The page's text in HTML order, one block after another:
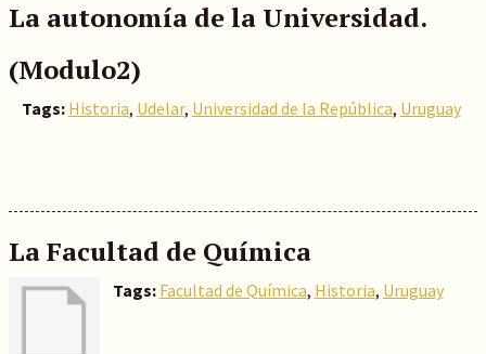
La autonomía de la Universidad.
(Modulo2)
Tags: Historia, Udelar, Universidad de la República, Uruguay
La Facultad de Química
Tags: Facultad de Química, Historia, Uruguay